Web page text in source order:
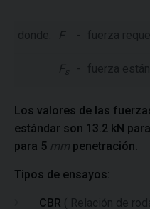
donde: F - fuerza
F s - fuerza
Los valores de las
estándar son 13.2 kN
para 5 mm penetración.
Tipos de ensayos:
CBR ( Relación de